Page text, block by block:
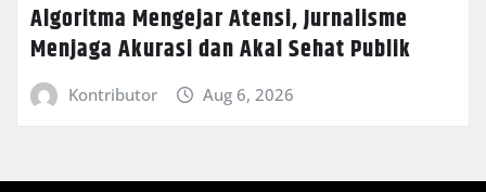
Algoritma Mengejar Atensi, Jurnalisme
Menjaga Akurasi dan Akal Sehat Publik
Kontributor Aug 6, 2026